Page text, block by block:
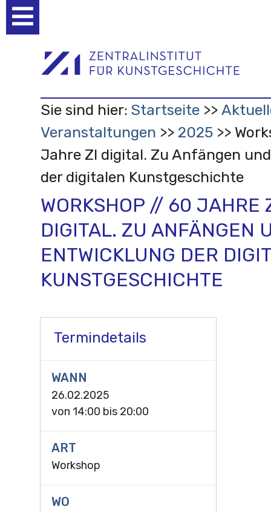
Werkzeuge
Sie sind hier: Startseite
Veranstaltungen
2025
Jahre ZI digital. Zu Anfängen
der digitalen Kunstgeschichte
WORKSHOP // 60 JAHRE
DIGITAL. ZU ANFÄNGEN
ENTWICKLUNG DER
KUNSTGESCHICHTE
Termindetails
WANN
26.02.2025
von 14:00 bis 20:00
ART
Workshop
WO